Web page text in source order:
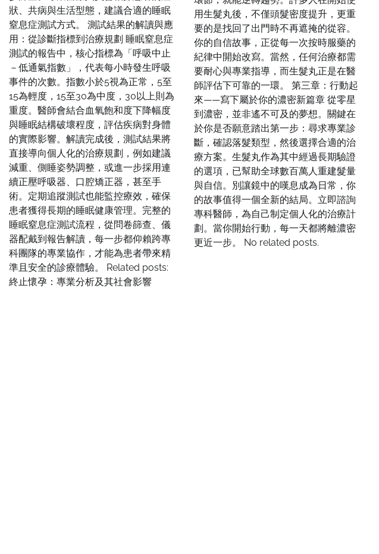
狀、共病與生活型態，建議合適的睡眠
窒息症測試方式。 測試結果的解讀與應
用：從診斷指標到治療規劃 睡眠窒息症
測試的報告中，核心指標為「呼吸中止
－低通氣指數」，代表每小時發生呼吸
事件的次數。指數小於5視為正常，5至
15為輕度，15至30為中度，30以上則為
重度。醫師會結合血氧飽和度下降幅度
與睡眠結構破壞程度，評估疾病對身體
的實際影響。解讀完成後，測試結果將
直接導向個人化的治療規劃，例如建議
減重、側睡姿勢調整，或進一步採用連
續正壓呼吸器、口腔矯正器，甚至手
術。定期追蹤測試也能監控療效，確保
患者獲得長期的睡眠健康管理。完整的
睡眠窒息症測試流程，從問卷篩查、儀
器配戴到報告解讀，每一步都仰賴跨專
科團隊的專業協作，才能為患者帶來精
準且安全的診療體驗。 Related posts:
終止懷孕：專業分析及其社會影響
用生髮丸後，不僅頭髮密度提升，更重
要的是找回了出門時不再遮掩的從容。
你的自信故事，正從每一次按時服藥的
紀律中開始改寫。當然，任何治療都需
要耐心與專業指導，而生髮丸正是在醫
師評估下可靠的一環。 第三章：行動起
來——寫下屬於你的濃密新篇章 從零星
到濃密，並非遙不可及的夢想。關鍵在
於你是否願意踏出第一步：尋求專業診
斷，確認落髮類型，然後選擇合適的治
療方案。生髮丸作為其中經過長期驗證
的選項，已幫助全球數百萬人重建髮量
與自信。別讓鏡中的嘆息成為日常，你
的故事值得一個全新的結局。立即諮詢
專科醫師，為自己制定個人化的治療計
劃。當你開始行動，每一天都將離濃密
更近一步。 No related posts.